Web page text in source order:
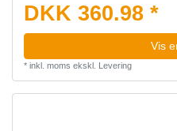
DKK 360.98 *
Vis
* inkl. moms ekskl. Levering